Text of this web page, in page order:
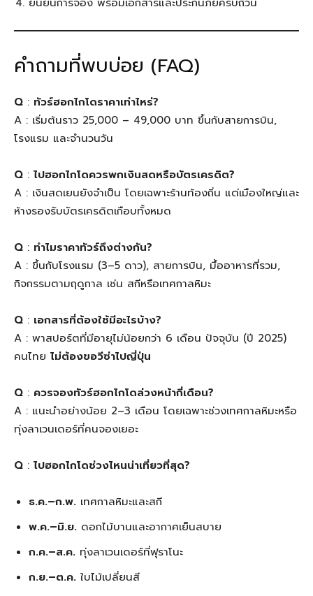
คำถามที่พบบ่อย (FAQ)
Q : ทัวร์ฮอกไกโดราคาเท่าไหร่?
A : เริ่มต้นราว 25,000 – 49,000 บาท ขึ้นกับสายการบิน,
โรงแรม และจำนวนวัน
Q : ไปฮอกไกโดควรพกเงินสดหรือบัตรเครดิต?
A : เงินสดเยนยังจำเป็น โดยเฉพาะร้านท้องถิ่น แต่เมืองใหญ่และ
ห้างรองรับบัตรเครดิตเกือบทั้งหมด
Q : ทำไมราคาทัวร์ถึงต่างกัน?
A : ขึ้นกับโรงแรม (3–5 ดาว), สายการบิน, มื้ออาหารที่รวม,
กิจกรรมตามฤดูกาล เช่น สกีหรือเทศกาลหิมะ
Q : เอกสารที่ต้องใช้มีอะไรบ้าง?
A : พาสปอร์ตที่มีอายุไม่น้อยกว่า 6 เดือน ปัจจุบัน (ปี 2025)
คนไทย ไม่ต้องขอวีซ่าไปญี่ปุ่น
Q : ควรจองทัวร์ฮอกไกโดล่วงหน้ากี่เดือน?
A : แนะนำอย่างน้อย 2–3 เดือน โดยเฉพาะช่วงเทศกาลหิมะหรือ
ทุ่งลาเวนเดอร์ที่คนจองเยอะ
Q : ไปฮอกไกโดช่วงไหนน่าเที่ยวที่สุด?
ธ.ค.–ก.พ. เทศกาลหิมะและสกี
พ.ค.–มิ.ย. ดอกไม้บานและอากาศเย็นสบาย
ก.ค.–ส.ค. ทุ่งลาเวนเดอร์ที่ฟุราโนะ
ก.ย.–ต.ค. ใบไม้เปลี่ยนสี